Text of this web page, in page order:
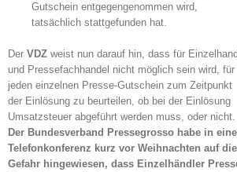
Gutschein entgegengenommen wird,
tatsächlich stattgefunden hat.
Der VDZ weist nun darauf hin, dass für
und Pressefachhandel nicht möglich sein wird, für
jeden einzelnen Presse-Gutschein zum Zeitpunkt
der Einlösung zu beurteilen, ob bei der Einlösung
Umsatzsteuer abgeführt werden muss, oder nicht.
Der Bundesverband Pressegrosso habe in
Telefonkonferenz kurz vor Weihnachten auf die
Gefahr hingewiesen, dass Einzelhändler